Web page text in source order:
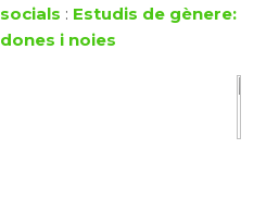
socials : Estudis de gènere:
dones i noies